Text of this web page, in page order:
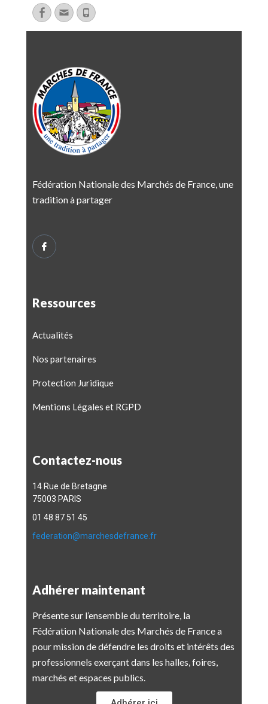
Fédération Nationale des Marchés de France, une
tradition à partager
Ressources
Actualités
Nos partenaires
Protection Juridique
Mentions Légales et RGPD
Contactez-nous
14 Rue de Bretagne
75003 PARIS
01 48 87 51 45
federation@marchesdefrance.fr
Adhérer maintenant
Présente sur l’ensemble du territoire, la
Fédération Nationale des Marchés de France a
pour mission de défendre les droits et intérêts des
professionnels exerçant dans les halles, foires,
marchés et espaces publics.